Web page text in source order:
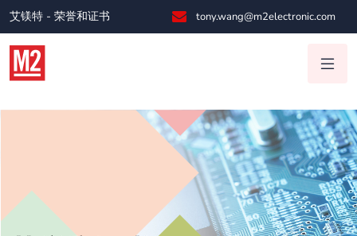
艾镁特 - 荣誉和证书 tony.wang@m2electronic.com